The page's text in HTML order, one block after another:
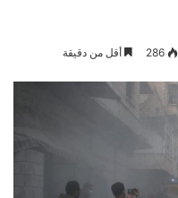
286 أقل من دقيقة